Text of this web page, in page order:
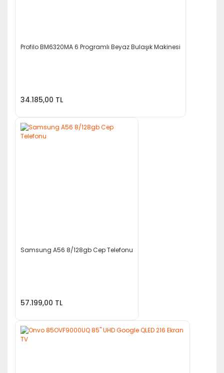
Profilo BM6320MA 6 Programlı Beyaz Bulaşık Makinesi
34.185,00 TL
Samsung A56 8/128gb Cep Telefonu
57.199,00 TL